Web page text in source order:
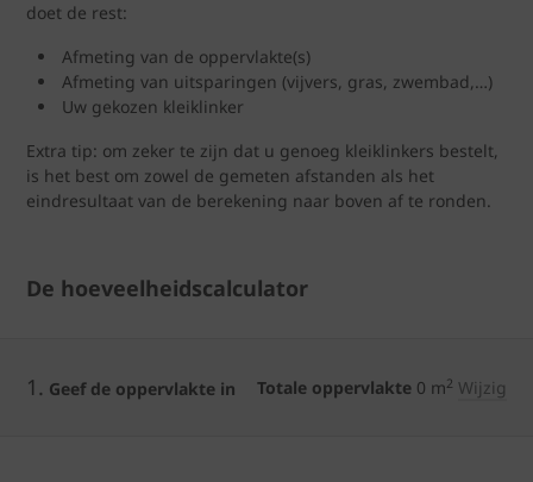
doet de rest:
Afmeting van de oppervlakte(s)
Afmeting van uitsparingen (vijvers, gras, zwembad,…)
Uw gekozen kleiklinker
Extra tip: om zeker te zijn dat u genoeg kleiklinkers bestelt,
is het best om zowel de gemeten afstanden als het
eindresultaat van de berekening naar boven af te ronden.
De hoeveelheidscalculator
1. Geef de oppervlakte in Totale oppervlakte 0 m2 Wijzig